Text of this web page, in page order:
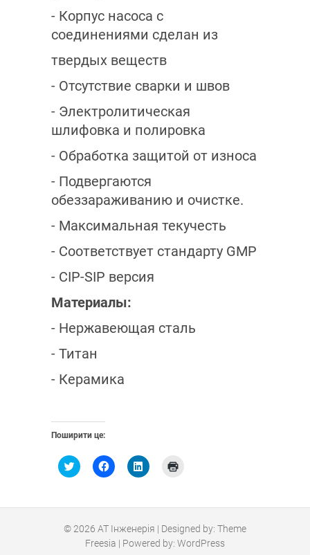
- Корпус насоса с
соединениями сделан из
твердых веществ
- Отсутствие сварки и швов
- Электролитическая
шлифовка и полировка
- Обработка защитой от износа
- Подвергаются
обеззараживанию и очистке.
- Максимальная текучесть
- Соответствует стандарту GMP
- CIP-SIP версия
Материалы:
- Нержавеющая сталь
- Титан
- Керамика
Поширити це:
Н
а
н
т
ь
Н
а
н
т
ь
щ
Н
а
н
т
ь
,
н
т
ь
,
© 2026 АТ Інженерія | Designed by: Theme
Freesia | Powered by: WordPress